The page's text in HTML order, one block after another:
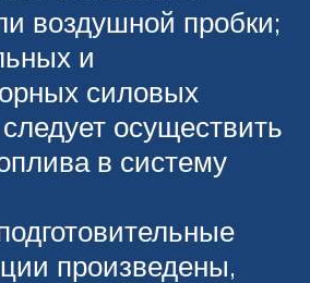
воздушной пробки;
и
силовых
следует осуществить
в систему
произведены,